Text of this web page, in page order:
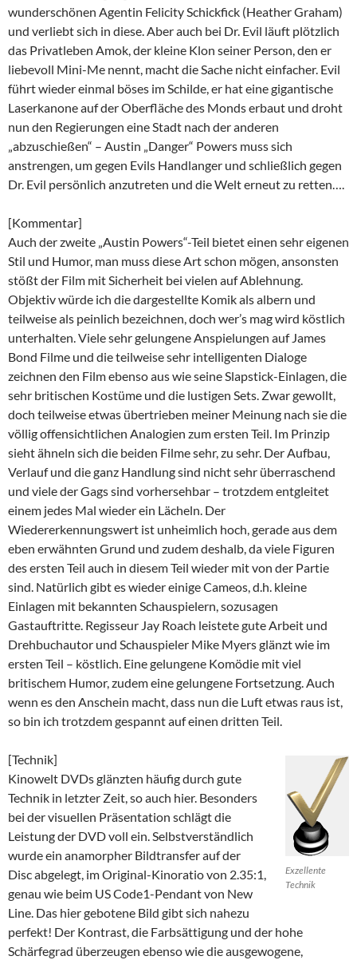
wunderschönen Agentin Felicity Schickfick (Heather Graham)
und verliebt sich in diese. Aber auch bei Dr. Evil läuft plötzlich
das Privatleben Amok, der kleine Klon seiner Person, den er
liebevoll Mini-Me nennt, macht die Sache nicht einfacher. Evil
führt wieder einmal böses im Schilde, er hat eine gigantische
Laserkanone auf der Oberfläche des Monds erbaut und droht
nun den Regierungen eine Stadt nach der anderen
„abzuschießen“ – Austin „Danger“ Powers muss sich
anstrengen, um gegen Evils Handlanger und schließlich gegen
Dr. Evil persönlich anzutreten und die Welt erneut zu retten….
[Kommentar]
Auch der zweite „Austin Powers“-Teil bietet einen sehr eigenen
Stil und Humor, man muss diese Art schon mögen, ansonsten
stößt der Film mit Sicherheit bei vielen auf Ablehnung.
Objektiv würde ich die dargestellte Komik als albern und
teilweise als peinlich bezeichnen, doch wer’s mag wird köstlich
unterhalten. Viele sehr gelungene Anspielungen auf James
Bond Filme und die teilweise sehr intelligenten Dialoge
zeichnen den Film ebenso aus wie seine Slapstick-Einlagen, die
sehr britischen Kostüme und die lustigen Sets. Zwar gewollt,
doch teilweise etwas übertrieben meiner Meinung nach sie die
völlig offensichtlichen Analogien zum ersten Teil. Im Prinzip
sieht ähneln sich die beiden Filme sehr, zu sehr. Der Aufbau,
Verlauf und die ganz Handlung sind nicht sehr überraschend
und viele der Gags sind vorhersehbar – trotzdem entgleitet
einem jedes Mal wieder ein Lächeln. Der
Wiedererkennungswert ist unheimlich hoch, gerade aus dem
eben erwähnten Grund und zudem deshalb, da viele Figuren
des ersten Teil auch in diesem Teil wieder mit von der Partie
sind. Natürlich gibt es wieder einige Cameos, d.h. kleine
Einlagen mit bekannten Schauspielern, sozusagen
Gastauftritte. Regisseur Jay Roach leistete gute Arbeit und
Drehbuchautor und Schauspieler Mike Myers glänzt wie im
ersten Teil – köstlich. Eine gelungene Komödie mit viel
britischem Humor, zudem eine gelungene Fortsetzung. Auch
wenn es den Anschein macht, dass nun die Luft etwas raus ist,
so bin ich trotzdem gespannt auf einen dritten Teil.
Exzellente
Technik
[Technik]
Kinowelt DVDs glänzten häufig durch gute
Technik in letzter Zeit, so auch hier. Besonders
bei der visuellen Präsentation schlägt die
Leistung der DVD voll ein. Selbstverständlich
wurde ein anamorpher Bildtransfer auf der
Disc abgelegt, im Original-Kinoratio von 2.35:1,
genau wie beim US Code1-Pendant von New
Line. Das hier gebotene Bild gibt sich nahezu
perfekt! Der Kontrast, die Farbsättigung und der hohe
Schärfegrad überzeugen ebenso wie die ausgewogene,